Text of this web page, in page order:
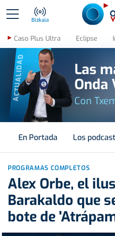
Bizkaia
Caso Plus Ultra Eclipse
ACTUALIDAD
Las
Onda
Con
En Portada Los
PROGRAMAS COMPLETOS
Alex Orbe, el
Barakaldo que
bote de